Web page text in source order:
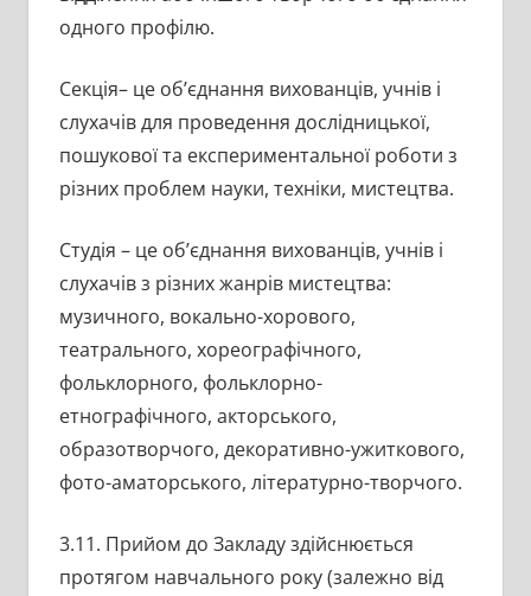
одного профілю.
Секція– це об’єднання вихованців, учнів і
слухачів для проведення дослідницької,
пошукової та експериментальної роботи з
різних проблем науки, техніки, мистецтва.
Студія – це об’єднання вихованців, учнів і
слухачів з різних жанрів мистецтва:
музичного, вокально-хорового,
театрального, хореографічного,
фольклорного, фольклорно-
етнографічного, акторського,
образотворчого, декоративно-ужиткового,
фото-аматорського, літературно-творчого.
3.11. Прийом до Закладу здійснюється
протягом навчального року (залежно від